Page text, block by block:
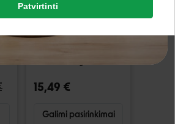
Rašyti atsiliepimą
Brit Care
15,49 €
Galimi pasirinkimai
Rašyti atsiliepimą
Patvirtinti